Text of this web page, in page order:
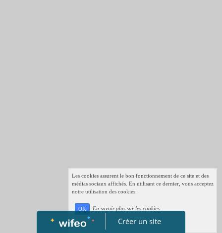
Créer un site
Les cookies assurent le bon fonctionnement de ce site et des
médias sociaux affichés. En utilisant ce dernier, vous acceptez
notre utilisation des cookies.
OK En savoir plus sur les cookies